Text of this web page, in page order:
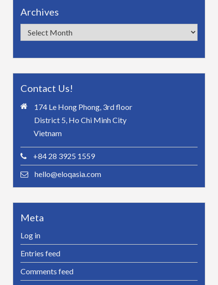
Archives
Archives
Contact Us!
174 Le Hong Phong, 3rd floor
District 5, Ho Chi Minh City
Vietnam
+84 28 3925 1559
hello@eloqasia.com
Meta
Log in
Entries feed
Comments feed